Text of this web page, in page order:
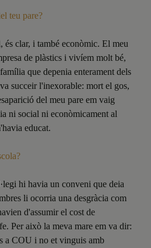
teu pare?
és clar, i també econòmic. El meu
de plàstics i vivíem molt bé,
que depenia enterament dels
succeir l'inexorable: mort el gos,
del meu pare em vaig
ni social ni econòmicament al
educat.
hi havia un conveni que deia
li ocorria una desgràcia com
d'assumir el cost de
Per això la meva mare em va dir:
a COU i no et vinguis amb